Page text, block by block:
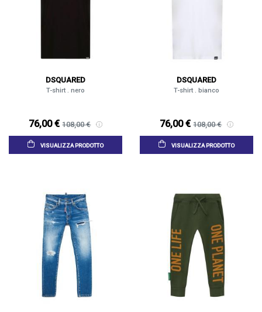
DSQUARED
T-shirt . nero
76,00 € 108,00 €
VISUALIZZA PRODOTTO
DSQUARED
T-shirt . bianco
76,00 € 108,00 €
VISUALIZZA PRODOTTO